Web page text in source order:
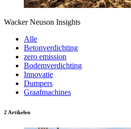
Wacker Neuson Insights
Alle
Betonverdichting
zero emission
Bodemverdichting
Innovatie
Dumpers
Graafmachines
2 Artikelen